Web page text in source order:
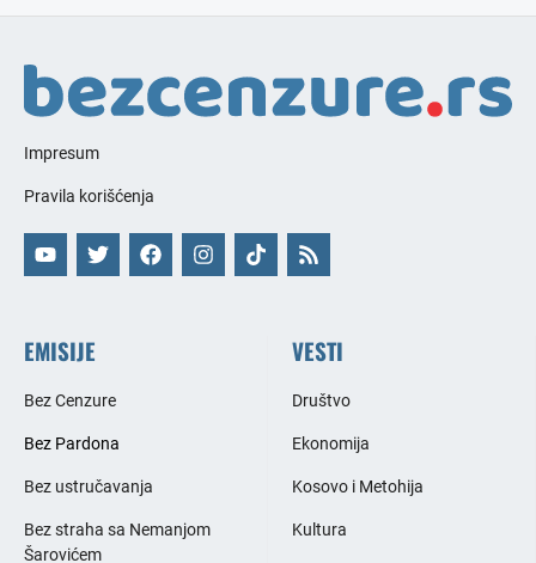
Impresum
Pravila korišćenja
EMISIJE
Bez Cenzure
Bez Pardona
Bez ustručavanja
Bez straha sa Nemanjom
Šarovićem
VESTI
Društvo
Ekonomija
Kosovo i Metohija
Kultura